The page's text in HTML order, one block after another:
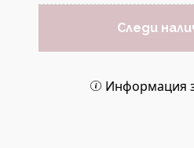
Следи
Информация